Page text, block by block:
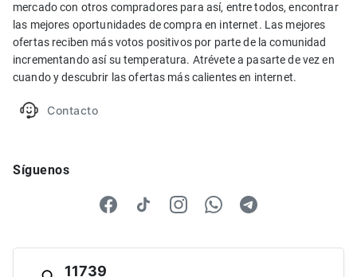
mercado con otros compradores para así, entre todos, encontrar
las mejores oportunidades de compra en internet. Las mejores
ofertas reciben más votos positivos por parte de la comunidad
incrementando así su temperatura. Atrévete a pasarte de vez en
cuando y descubrir las ofertas más calientes en internet.
Contacto
Síguenos
11739